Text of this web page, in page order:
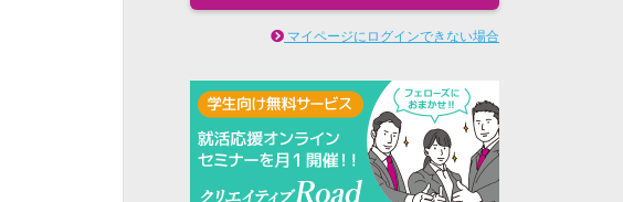
マイページにログインできない場合